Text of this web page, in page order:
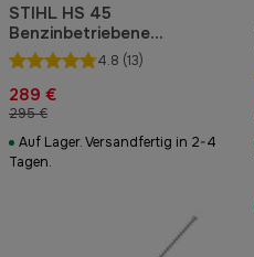
STIHL HS 45
Benzinbetriebene
Heckenschere 60 cm
4.8 (13)
289 €
295 €
Auf Lager. Versandfertig in 2-4
Tagen.